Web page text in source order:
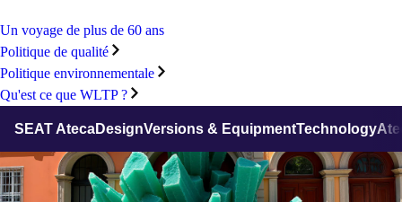
Un voyage de plus de 60 ans
Politique de qualité
Politique environnementale
Qu'est ce que WLTP ?
SEAT AtecaDesignVersions & EquipmentTechnology